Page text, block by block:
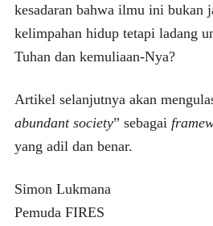
kesadaran bahwa ilmu ini bukan
kelimpahan hidup tetapi ladang
Tuhan dan kemuliaan-Nya?
Artikel selanjutnya akan
abundant society” sebagai
yang adil dan benar.
Simon Lukmana
Pemuda FIRES